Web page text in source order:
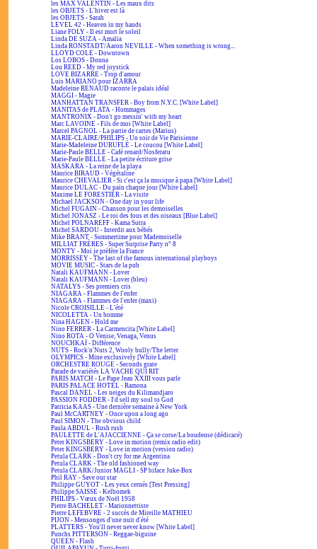
les MAX VALENTIN - Les maux dits
les OBJETS - L'hiver est là
les OBJETS - Sarah
LEVEL 42 - Heaven in my hands
Liane FOLY - Il est mort le soleil
Linda DE SUZA - Amalia
Linda RONSTADT/Aaron NEVILLE - When something is wrong...
LLOYD COLE - Downtown
Los LOBOS - Donna
Lou REED - My red joystick
LOVE BIZARRE - Trop d'amour
Luis MARIANO pour IZARRA
Madeleine RENAUD raconte le palais idéal
MAGGI - Magie
MANHATTAN TRANSFER - Boy from N.Y.C. [White Label]
MANITAS de PLATA - Hommages
MANTRONIX - Don't go messin' with my heart
Marc LAVOINE - Fils de moi [White Label]
Marcel PAGNOL - La partie de cartes (Marius)
MARIE-CLAIRE/PHILIPS - Un soir de Vie Parisienne
Marie-Madeleine DURUFLÉ - Le coucou [White Label]
Marie-Paule BELLE - Café renard/Nosferatu
Marie-Paule BELLE - La petite écriture grise
MASKARA - La reine de la playa
Maurice BIRAUD - Végétaline
Maurice CHEVALIER - Si c'est ça la musique à papa [White Label]
Maurice DULAC - Du pain chaque jour [White Label]
Maxime LE FORESTIER - La visite
Michael JACKSON - One day in your life
Michel FUGAIN - Chanson pour les demoiselles
Michel JONASZ - Le roi des fous et des oiseaux [Blue Label]
Michel POLNAREFF - Kama Sutra
Michel SARDOU - Interdit aux bébés
Mike BRANT - Summertime pour Mademoiselle
MILLIAT FRÈRES - Super Surprise Party n° 8
MONTY - Moi je préfère la France
MORRISSEY - The last of the famous international playboys
MOVIE MUSIC - Stars de la pub
Natali KAUFMANN - Lover
Natali KAUFMANN - Lover (bleu)
NATALYS - Ses premiers cris
NIAGARA - Flammes de l'enfer
NIAGARA - Flammes de l'enfer (maxi)
Nicole CROISILLE - L'été
NICOLETTA - Un homme
Nina HAGEN - Hold me
Nino FERRER - La Carmencita [White Label]
Nino ROTA - O Venise, Venaga, Venus
NOUCHKAÏ - Différence
NUTS - Rock'n'Nuts 2, Wooly bully/The letter
OLYMPICS - Mine exclusively [White Label]
ORCHESTRE ROUGE - Seconds grate
Parade de variétés LA VACHE QUI RIT
PARIS MATCH - Le Pape Jean XXIII vous parle
PARIS PALACE HOTEL - Ramona
Pascal DANEL - Les neiges du Kilimandjaro
PASSION FODDER - I'd sell my soul to God
Patricia KAAS - Une dernière semaine à New York
Paul McCARTNEY - Once upon a long ago
Paul SIMON - The obvious child
Paula ABDUL - Rush rush
PAULETTE de L'AJACCIENNE - Ça se corse/La boudeuse (dédicacé)
Peter KINGSBERY - Love in motion (remix radio edit)
Peter KINGSBERY - Love in motion (version radio)
Petula CLARK - Don't cry for me Argentina
Petula CLARK - The old fashioned way
Petula CLARK/Junior MAGLI - SP biface Juke-Box
Phil RAY - Save our star
Philippe GUYOT - Les yeux cernés [Test Pressing]
Philippe SAISSE - Kelbomek
PHILIPS - Vœux de Noël 1958
Pierre BACHELET - Marionnettiste
Pierre LEFEBVRE - 2 succès de Mireille MATHIEU
PIJON - Mensonges d'une nuit d'été
PLATTERS - You'll never never know [White Label]
Punchs PITTERSON - Reggae-biguine
QUEEN - Flash